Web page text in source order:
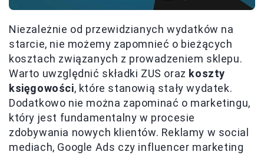
Niezależnie od przewidzianych wydatków na
starcie, nie możemy zapomnieć o bieżących
kosztach związanych z prowadzeniem sklepu.
Warto uwzględnić składki ZUS oraz koszty
księgowości, które stanowią stały wydatek.
Dodatkowo nie można zapominać o marketingu,
który jest fundamentalny w procesie
zdobywania nowych klientów. Reklamy w social
mediach, Google Ads czy influencer marketing